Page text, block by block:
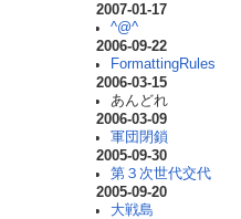
2007-01-17
^@^
2006-09-22
FormattingRules
2006-03-15
あんどれ
2006-03-09
軍団閉鎖
2005-09-30
第３次世代交代
2005-09-20
大戦島